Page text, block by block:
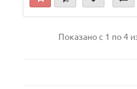
Показано с 1 по 4